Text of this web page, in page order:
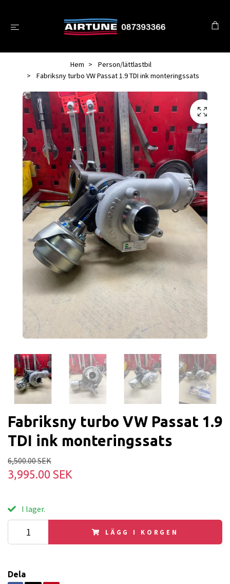
Hem
Person/lättlastbil
Fabriksny turbo VW Passat 1.9 TDI ink monteringssats
Fabriksny turbo VW Passat 1.9
TDI ink monteringssats
6,500.00 SEK
3,995.00 SEK
I lager.
LÄGG I KORGEN
Dela